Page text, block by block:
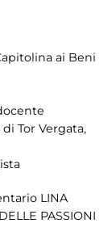
ai Beni
Tor Vergata,
LINA
PASSIONI